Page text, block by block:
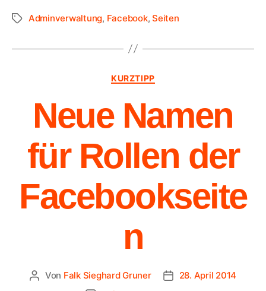
Adminverwaltung, Facebook,Seiten
KURZTIPP
Neue Namen
für Rollen der
Facebookseite
n
Von Falk Sieghard Gruner
28. April 2014